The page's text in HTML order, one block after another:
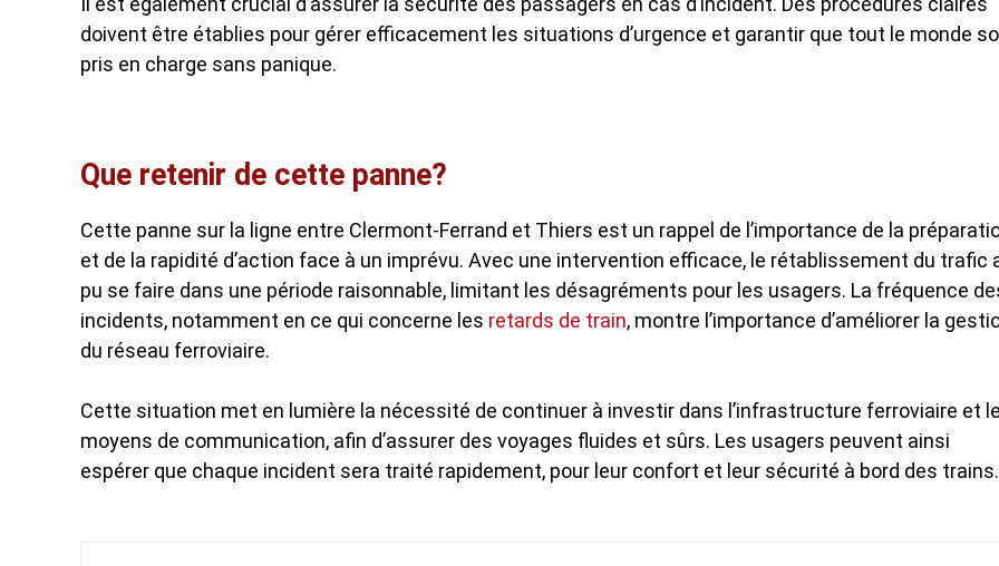
doivent être établies pour gérer efficacement les situations d’urgence et garantir que tout le monde
pris en charge sans panique.
Que retenir de cette panne?
Cette panne sur la ligne entre Clermont-Ferrand et Thiers est un rappel de l’importance de la
et de la rapidité d’action face à un imprévu. Avec une intervention efficace, le rétablissement du trafic
pu se faire dans une période raisonnable, limitant les désagréments pour les usagers. La fréquence
incidents, notamment en ce qui concerne les retards de train, montre l’importance d’améliorer la
du réseau ferroviaire.
Cette situation met en lumière la nécessité de continuer à investir dans l’infrastructure ferroviaire et
moyens de communication, afin d’assurer des voyages fluides et sûrs. Les usagers peuvent ainsi
espérer que chaque incident sera traité rapidement, pour leur confort et leur sécurité à bord des trains.